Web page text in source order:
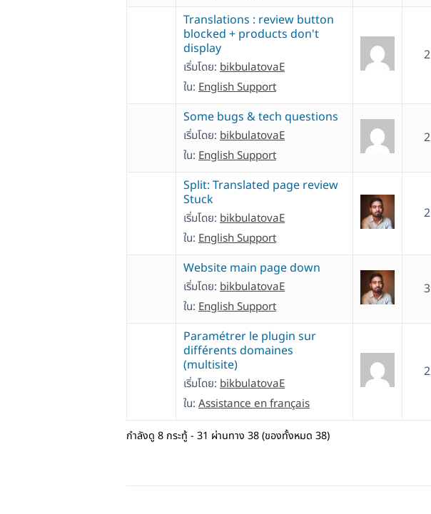
Translations : review button
blocked + products don't
display
เริ่มโดย: bikbulatovaE
ใน: English Support
2
Some bugs & tech questions
เริ่มโดย: bikbulatovaE
ใน: English Support
2
Split: Translated page review
Stuck
เริ่มโดย: bikbulatovaE
ใน: English Support
2
Website main page down
เริ่มโดย: bikbulatovaE
ใน: English Support
3
Paramétrer le plugin sur
différents domaines
(multisite)
เริ่มโดย: bikbulatovaE
ใน: Assistance en français
2
กำลังดู 8 กระทู้ - 31 ผ่านทาง 38 (ของทั้งหมด 38)